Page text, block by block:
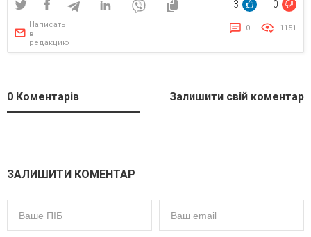
3 0
Написать
в
редакцию
0 1151
0 Коментарів Залишити свій коментар
ЗАЛИШИТИ КОМЕНТАР